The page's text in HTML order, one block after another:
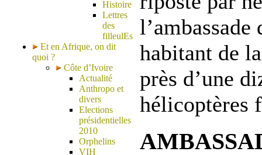
Histoire
Lettres
des
filleulEs
Et en Afrique, on dit
quoi ?
Côte d’Ivoire
Actualité
Anthropo et
divers
Elections
présidentielles
2010
Orphelins
VIH
habitant de
près d’une
hélicoptères